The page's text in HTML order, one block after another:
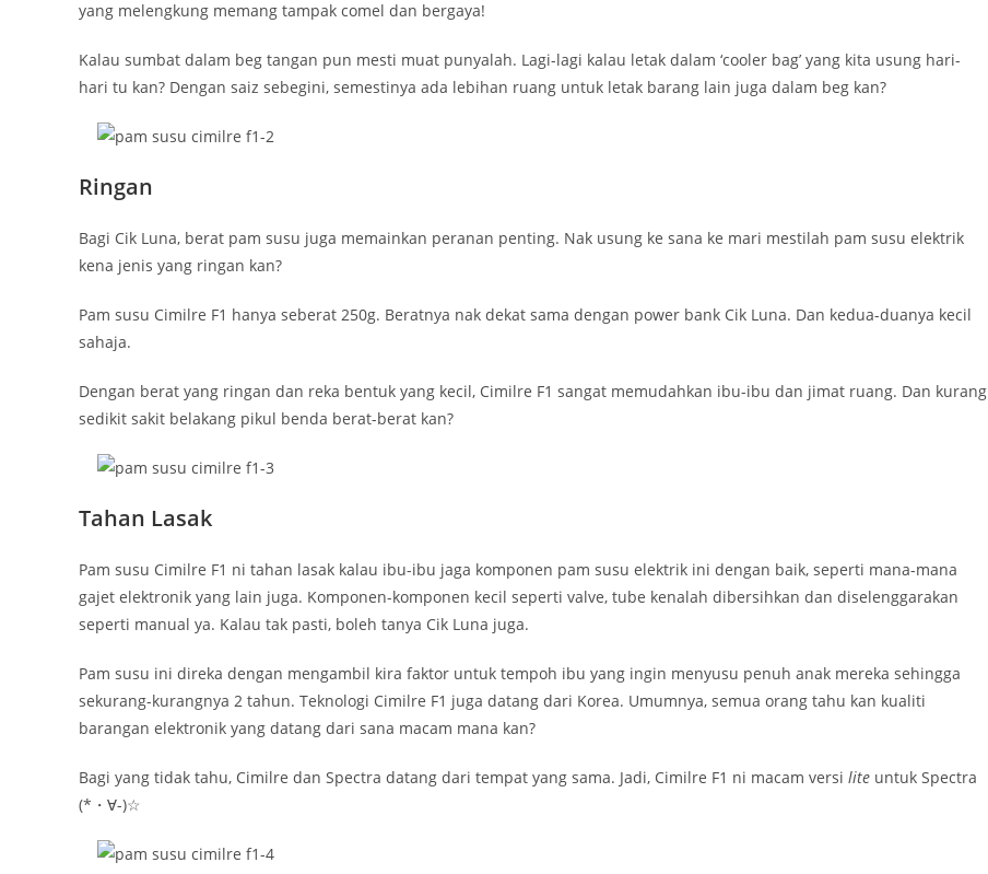
yang melengkung memang tampak comel dan bergaya!
Kalau sumbat dalam beg tangan pun mesti muat punyalah. Lagi-lagi kalau letak dalam ‘cooler bag’ yang kita usung hari-
hari tu kan? Dengan saiz sebegini, semestinya ada lebihan ruang untuk letak barang lain juga dalam beg kan?
Ringan
Bagi Cik Luna, berat pam susu juga memainkan peranan penting. Nak usung ke sana ke mari mestilah pam susu elektrik
kena jenis yang ringan kan?
Pam susu Cimilre F1 hanya seberat 250g. Beratnya nak dekat sama dengan power bank Cik Luna. Dan kedua-duanya kecil
sahaja.
Dengan berat yang ringan dan reka bentuk yang kecil, Cimilre F1 sangat memudahkan ibu-ibu dan jimat ruang. Dan kurang
sedikit sakit belakang pikul benda berat-berat kan?
Tahan Lasak
Pam susu Cimilre F1 ni tahan lasak kalau ibu-ibu jaga komponen pam susu elektrik ini dengan baik, seperti mana-mana
gajet elektronik yang lain juga. Komponen-komponen kecil seperti valve, tube kenalah dibersihkan dan diselenggarakan
seperti manual ya. Kalau tak pasti, boleh tanya Cik Luna juga.
Pam susu ini direka dengan mengambil kira faktor untuk tempoh ibu yang ingin menyusu penuh anak mereka sehingga
sekurang-kurangnya 2 tahun. Teknologi Cimilre F1 juga datang dari Korea. Umumnya, semua orang tahu kan kualiti
barangan elektronik yang datang dari sana macam mana kan?
Bagi yang tidak tahu, Cimilre dan Spectra datang dari tempat yang sama. Jadi, Cimilre F1 ni macam versi lite untuk Spectra
(*・∀-)☆